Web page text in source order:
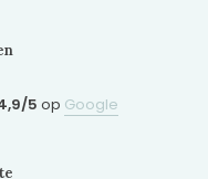
5 op Google